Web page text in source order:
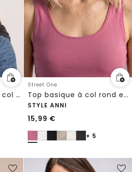
T-shirt basique uni à col cœur
Street One
Top basique à col rond en jersey
STYLE ANNI
15,99 €
+ 5